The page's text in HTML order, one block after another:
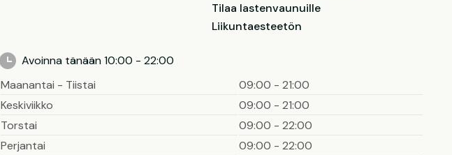
Tilaa lastenvaunuille
Liikuntaesteetön
Avoinna tänään 10:00 - 22:00
Maanantai - Tiistai
09:00 - 21:00
Keskiviikko
09:00 - 21:00
Torstai
09:00 - 22:00
Perjantai
09:00 - 22:00